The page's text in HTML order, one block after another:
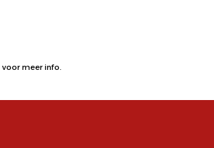
voor meer info.